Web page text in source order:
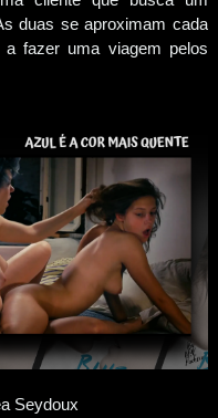
duas se aproximam cada
fazer uma viagem pelos
Seydoux